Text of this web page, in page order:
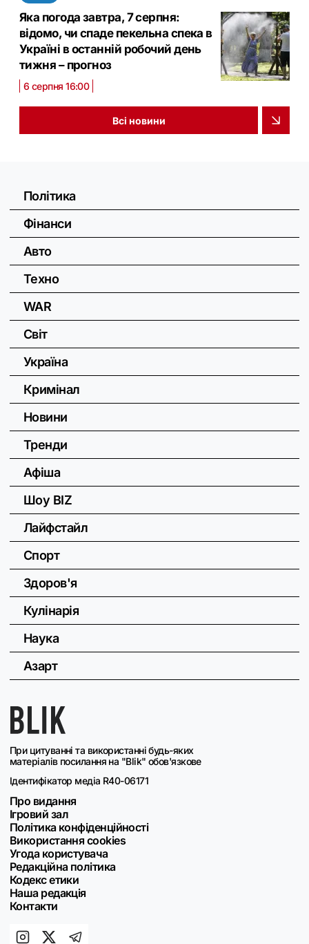
Яка погода завтра, 7 серпня:
відомо, чи спаде пекельна спека в
Україні в останній робочий день
тижня – прогноз
6 серпня 16:00
Всі новини
При цитуванні та використанні будь-яких
матеріалів посилання на "Blik" обов'язкове
Ідентифікатор медіа R40-06171
Про видання
Ігровий зал
Політика конфіденційності
Використання cookies
Угода користувача
Редакційна політика
Кодекс етики
Наша редакція
Контакти
Політика
Фінанси
Авто
Техно
WAR
Світ
Україна
Кримінал
Новини
Тренди
Афіша
Шоу BIZ
Лайфстайл
Спорт
Здоров'я
Кулінарія
Наука
Азарт